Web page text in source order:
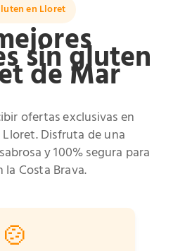
en Lloret
sin gluten
de Mar
ofertas exclusivas en
Disfruta de una
y 100% segura para
la Costa Brava.
🍲